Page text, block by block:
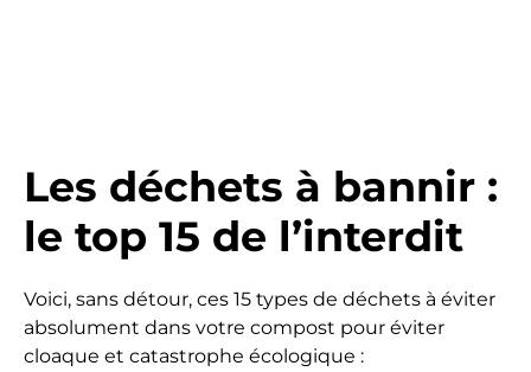
Les déchets à bannir :
le top 15 de l’interdit
Voici, sans détour, ces 15 types de déchets à éviter
absolument dans votre compost pour éviter
cloaque et catastrophe écologique :